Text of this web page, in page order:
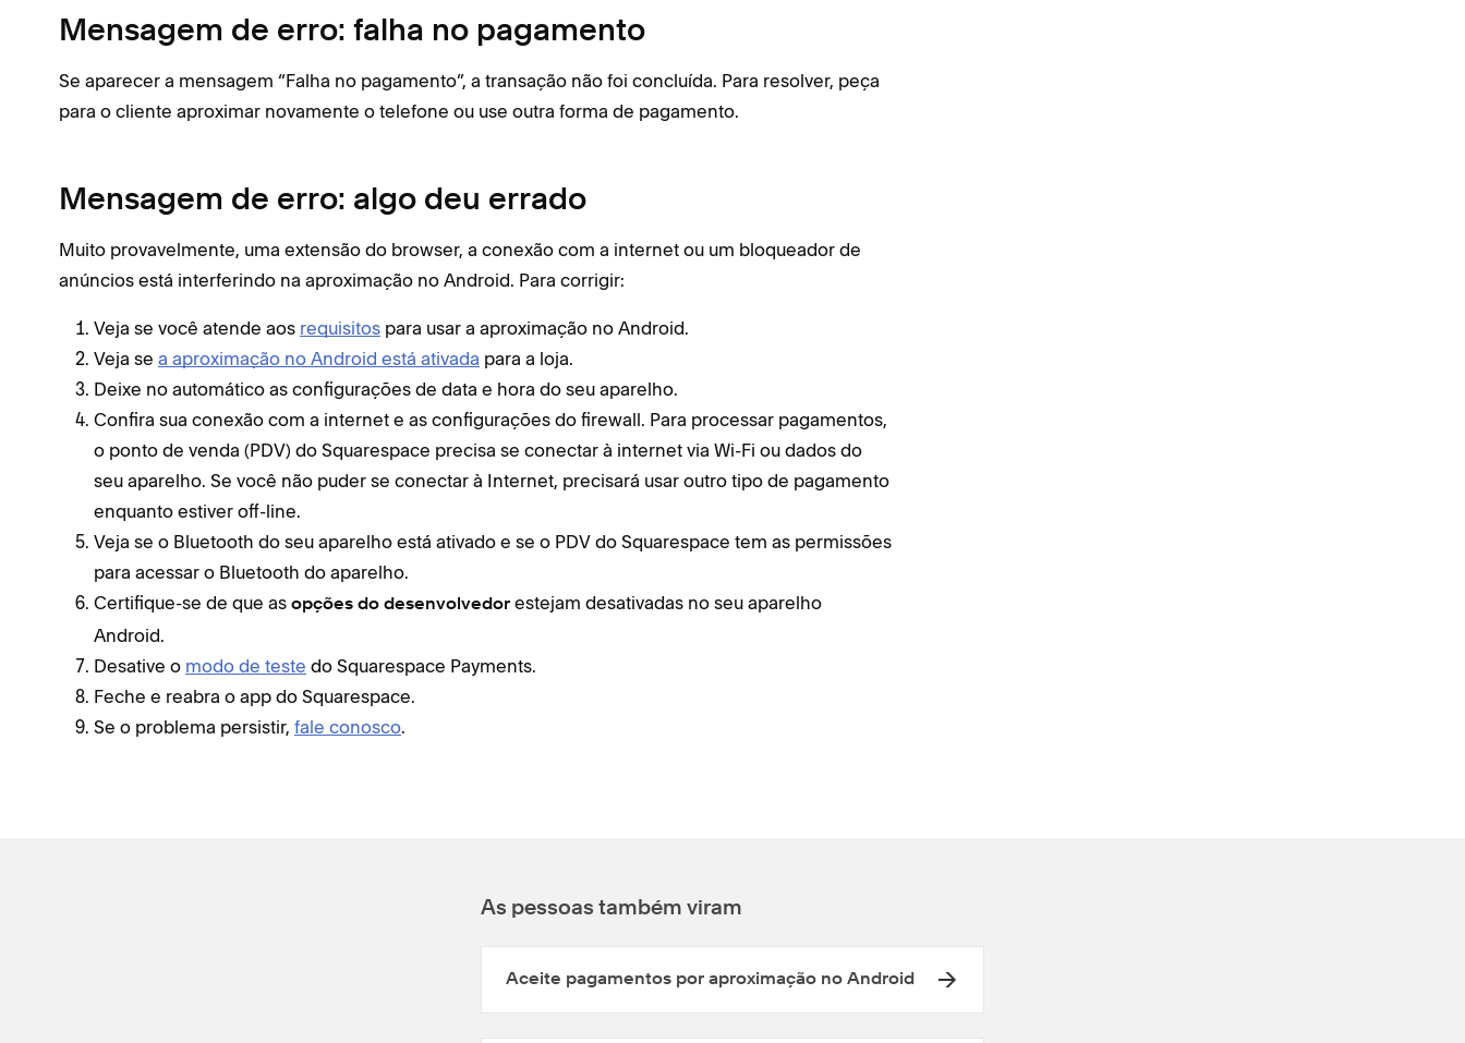
Mensagem de erro: falha no pagamento
Se aparecer a mensagem “Falha no pagamento”, a transação não foi concluída. Para resolver, peça
para o cliente aproximar novamente o telefone ou use outra forma de pagamento.
Mensagem de erro: algo deu errado
Muito provavelmente, uma extensão do browser, a conexão com a internet ou um bloqueador de
anúncios está interferindo na aproximação no Android. Para corrigir:
Veja se você atende aos requisitos para usar a aproximação no Android.
Veja se a aproximação no Android está ativada para a loja.
Deixe no automático as configurações de data e hora do seu aparelho.
Confira sua conexão com a internet e as configurações do firewall. Para processar pagamentos,
o ponto de venda (PDV) do Squarespace precisa se conectar à internet via Wi-Fi ou dados do
seu aparelho. Se você não puder se conectar à Internet, precisará usar outro tipo de pagamento
enquanto estiver off-line.
Veja se o Bluetooth do seu aparelho está ativado e se o PDV do Squarespace tem as permissões
para acessar o Bluetooth do aparelho.
Certifique-se de que as opções do desenvolvedor estejam desativadas no seu aparelho
Android.
Desative o modo de teste do Squarespace Payments.
Feche e reabra o app do Squarespace.
Se o problema persistir, fale conosco.
As pessoas também viram
Aceite pagamentos por aproximação no Android